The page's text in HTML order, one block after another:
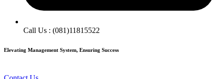
Call Us : (081)11815522
Elevating Management System, Ensuring Success